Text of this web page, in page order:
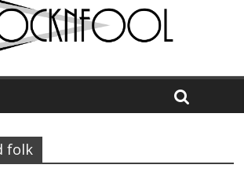
impossible de choisir entre chaleur et bonne
Midgard Festival : entre bière, métal et
folk